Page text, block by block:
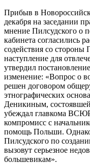
Прибыв в
декабря на заседании
мнение Пилсудского о
кабинета согласились
содействия со
наступление для
утвердил
изменение: «Вопрос о
решен договором
этнографических
Деникиным,
убеждал главкома
компромисс с
помощь Польши.
Пилсудского по
вызовут серьезное
большевикам».